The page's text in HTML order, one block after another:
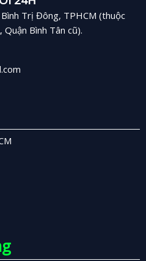
Trị Đông, TPHCM (thuộc
Bình Tân cũ).